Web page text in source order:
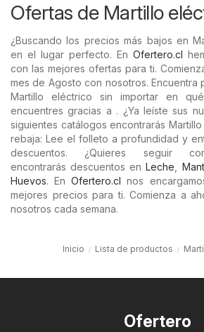
Ofertas de Martillo
¿Buscando los precios más bajos en
en el lugar perfecto. En Ofertero.cl
con las mejores ofertas para ti.
mes de Agosto con nosotros. Encuentra
Martillo eléctrico sin importar en
encuentres gracias a . ¿Ya leíste sus
siguientes catálogos encontrarás
rebaja: Lee el folleto a profundidad y
descuentos. ¿Quieres seguir
encontrarás descuentos enLeche
Huevos. EnOfertero.cl nos
mejores precios para ti. Comienza a
nosotros cada semana.
Inicio Lista de productos
Ofertero